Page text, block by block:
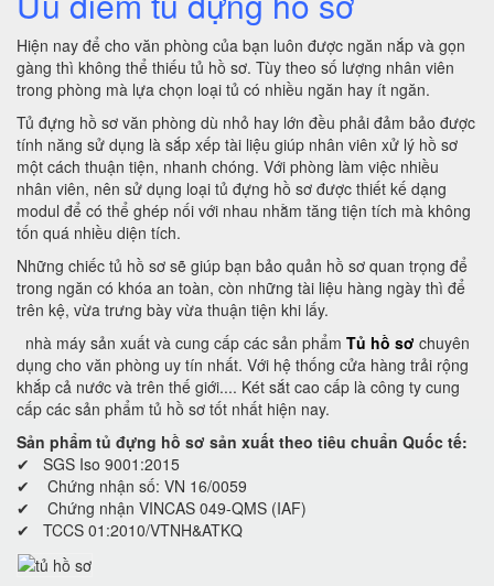
Hiện nay để cho văn phòng của bạn luôn được ngăn nắp và gọn
gàng thì không thể thiếu tủ hồ sơ. Tùy theo số lượng nhân viên
trong phòng mà lựa chọn loại tủ có nhiều ngăn hay ít ngăn.
Tủ đựng hồ sơ văn phòng dù nhỏ hay lớn đều phải đảm bảo được
tính năng sử dụng là sắp xếp tài liệu giúp nhân viên xử lý hồ sơ
một cách thuận tiện, nhanh chóng. Với phòng làm việc nhiều
nhân viên, nên sử dụng loại tủ đựng hồ sơ được thiết kế dạng
modul để có thể ghép nối với nhau nhằm tăng tiện tích mà không
tốn quá nhiều diện tích.
Những chiếc tủ hồ sơ sẽ giúp bạn bảo quản hồ sơ quan trọng để
trong ngăn có khóa an toàn, còn những tài liệu hàng ngày thì để
trên kệ, vừa trưng bày vừa thuận tiện khi lấy.
nhà máy sản xuất và cung cấp các sản phẩm Tủ hồ sơ chuyên
dụng cho văn phòng uy tín nhất. Với hệ thống cửa hàng trải rộng
khắp cả nước và trên thế giới.... Két sắt cao cấp là công ty cung
cấp các sản phẩm tủ hồ sơ tốt nhất hiện nay.
Sản phẩm tủ đựng hồ sơ sản xuất theo tiêu chuẩn Quốc tế:
✔ SGS Iso 9001:2015
✔ Chứng nhận số: VN 16/0059
✔ Chứng nhận VINCAS 049-QMS (IAF)
✔ TCCS 01:2010/VTNH&ATKQ